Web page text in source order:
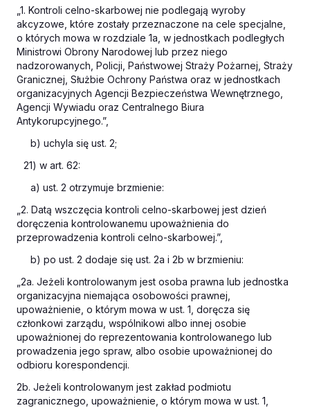
„1. Kontroli celno-skarbowej nie podlegają wyroby
akcyzowe, które zostały przeznaczone na cele specjalne,
o których mowa w rozdziale 1a, w jednostkach podległych
Ministrowi Obrony Narodowej lub przez niego
nadzorowanych, Policji, Państwowej Straży Pożarnej, Straży
Granicznej, Służbie Ochrony Państwa oraz w jednostkach
organizacyjnych Agencji Bezpieczeństwa Wewnętrznego,
Agencji Wywiadu oraz Centralnego Biura
Antykorupcyjnego.”,
b) uchyla się ust. 2;
21) w art. 62:
a) ust. 2 otrzymuje brzmienie:
„2. Datą wszczęcia kontroli celno-skarbowej jest dzień
doręczenia kontrolowanemu upoważnienia do
przeprowadzenia kontroli celno-skarbowej.”,
b) po ust. 2 dodaje się ust. 2a i 2b w brzmieniu:
„2a. Jeżeli kontrolowanym jest osoba prawna lub jednostka
organizacyjna niemająca osobowości prawnej,
upoważnienie, o którym mowa w ust. 1, doręcza się
członkowi zarządu, wspólnikowi albo innej osobie
upoważnionej do reprezentowania kontrolowanego lub
prowadzenia jego spraw, albo osobie upoważnionej do
odbioru korespondencji.
2b. Jeżeli kontrolowanym jest zakład podmiotu
zagranicznego, upoważnienie, o którym mowa w ust. 1,